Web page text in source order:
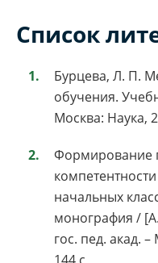
Список
Бурцева, Л. П.
обучения.
Москва: Наука,
Формирование
начальных
монография /
гос. пед. акад.